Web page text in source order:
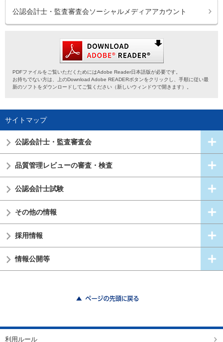
公認会計士・監査審査会ソーシャルメディアアカウント
PDFファイルをご覧いただくためにはAdobe Reader日本語版が必要です。
お持ちでない方は、上のDownload Adobe READERボタンをクリックし、手順に従い最
新のソフトをダウンロードしてご覧ください（新しいウィンドウで開きます）。
サイトマップ
公認会計士・ 監査審査会
品質管理レビューの審査・検査
公認会計士試験
その他の情報
採用情報
情報公開等
利用ルール